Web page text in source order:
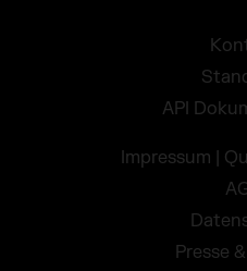
API
Impressum |
Presse